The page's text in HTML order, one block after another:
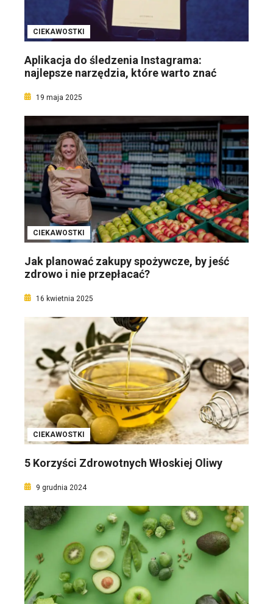
CIEKAWOSTKI
Aplikacja do śledzenia Instagrama:
najlepsze narzędzia, które warto znać
19 maja 2025
CIEKAWOSTKI
Jak planować zakupy spożywcze, by jeść
zdrowo i nie przepłacać?
16 kwietnia 2025
CIEKAWOSTKI
5 Korzyści Zdrowotnych Włoskiej Oliwy
9 grudnia 2024